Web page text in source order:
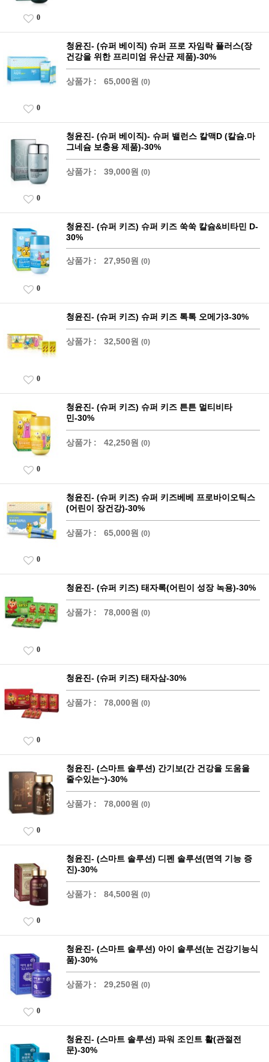
0
청윤진- (슈퍼 베이직) 슈퍼 프로 자임락 플러스(장
건강을 위한 프리미엄 유산균 제품)-30%
상품가 : 65,000원 (0)
0
청윤진- (슈퍼 베이직)- 슈퍼 밸런스 칼맥D (칼슘.마
그네슘 보충용 제품)-30%
상품가 : 39,000원 (0)
0
청윤진- (슈퍼 키즈) 슈퍼 키즈 쑥쑥 칼슘&비타민 D-
30%
상품가 : 27,950원 (0)
0
청윤진- (슈퍼 키즈) 슈퍼 키즈 톡톡 오메가3-30%
상품가 : 32,500원 (0)
0
청윤진- (슈퍼 키즈) 슈퍼 키즈 튼튼 멀티비타
민-30%
상품가 : 42,250원 (0)
0
청윤진- (슈퍼 키즈) 슈퍼 키즈베베 프로바이오틱스
(어린이 장건강)-30%
상품가 : 65,000원 (0)
0
청윤진- (슈퍼 키즈) 태자록(어린이 성장 녹용)-30%
상품가 : 78,000원 (0)
0
청윤진- (슈퍼 키즈) 태자삼-30%
상품가 : 78,000원 (0)
0
청윤진- (스마트 솔루션) 간기보(간 건강을 도움을
줄수있는~)-30%
상품가 : 78,000원 (0)
0
청윤진- (스마트 솔루션) 디펜 솔루션(면역 기능 증
진)-30%
상품가 : 84,500원 (0)
0
청윤진- (스마트 솔루션) 아이 솔루션(눈 건강기능식
품)-30%
상품가 : 29,250원 (0)
0
청윤진- (스마트 솔루션) 파워 조인트 활(관절전
문)-30%